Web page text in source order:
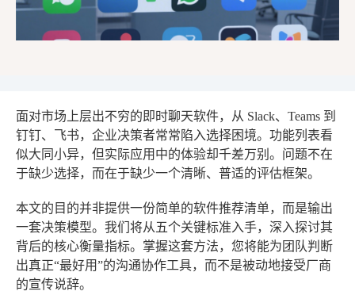
面对市场上层出不穷的即时聊天软件，从 Slack、Teams 到
钉钉、飞书，企业决策者常常陷入选择困境。功能列表看
似大同小异，但实际应用中的体验却千差万别。问题不在
于缺少选择，而在于缺少一个清晰、普适的评估框架。
本文的目的并非提供一份简单的软件推荐清单，而是输出
一套决策模型。我们将从五个关键标准入手，深入探讨其
背后的核心衡量指标。掌握这套方法，您将能为团队判断
出真正“最好用”的沟通协作工具，而不是被动地接受厂商
的宣传说辞。